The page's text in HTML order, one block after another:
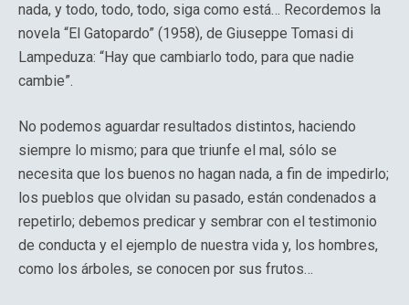
nada, y todo, todo, todo, siga como está… Recordemos la
novela “El Gatopardo” (1958), de Giuseppe Tomasi di
Lampeduza: “Hay que cambiarlo todo, para que nadie
cambie”.
No podemos aguardar resultados distintos, haciendo
siempre lo mismo; para que triunfe el mal, sólo se
necesita que los buenos no hagan nada, a fin de impedirlo;
los pueblos que olvidan su pasado, están condenados a
repetirlo; debemos predicar y sembrar con el testimonio
de conducta y el ejemplo de nuestra vida y, los hombres,
como los árboles, se conocen por sus frutos…